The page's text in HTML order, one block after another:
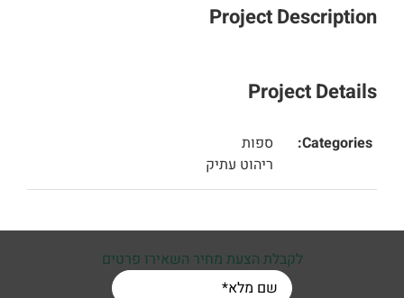
Project Description
Project Details
Categories:
ספות
ריהוט עתיק
לקבלת הצעת מחיר השאירו פרטים